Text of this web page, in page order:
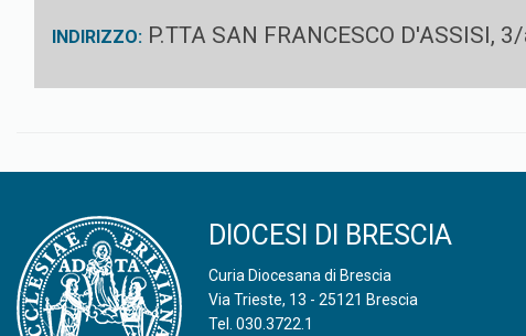
INDIRIZZO: P.TTA SAN FRANCESCO D'ASSISI,
DIOCESI DI BRESCIA
Curia Diocesana di Brescia
Via Trieste, 13 - 25121 Brescia
Tel. 030.3722.1